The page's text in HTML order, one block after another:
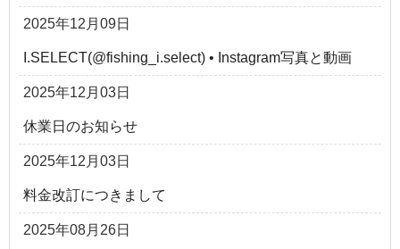
2025年12月09日
I.SELECT(@fishing_i.select) • Instagram写真と動画
2025年12月03日
休業日のお知らせ
2025年12月03日
料金改訂につきまして
2025年08月26日